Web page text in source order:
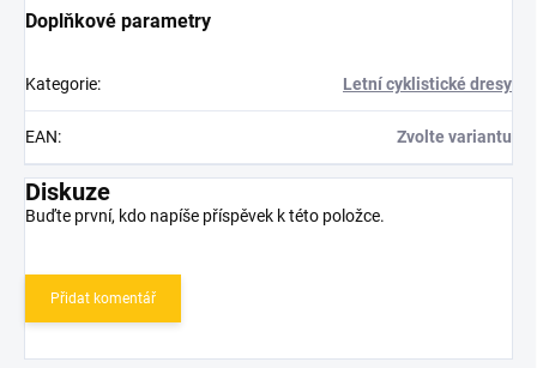
Doplňkové parametry
Kategorie: Letní cyklistické dresy
EAN: Zvolte variantu
Diskuze
Buďte první, kdo napíše příspěvek k této položce.
Přidat komentář